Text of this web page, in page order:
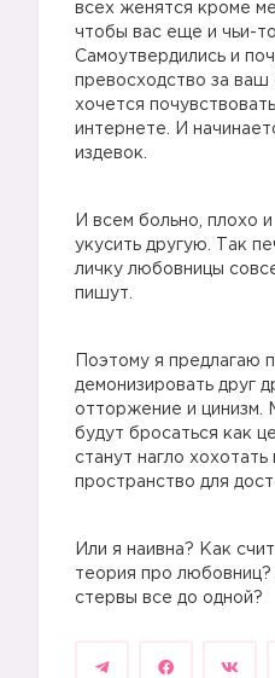
всех женятся кроме
чтобы вас еще и чьи-
Самоутвердились и
превосходство за
хочется
интернете. И
издевок.
И всем больно, плохо
укусить другую. Так
личку любовницы
пишут.
Поэтому я предлагаю
демонизировать друг
отторжение и
будут бросаться как
станут нагло хохотать
пространство для
Или я наивна? Как
теория про любовниц?
стервы все до одной?